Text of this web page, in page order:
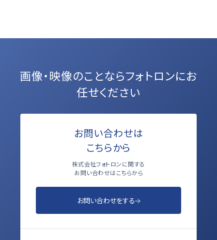
画像・映像のことならフォトロンにお
任せください
お問い合わせは
こちらから
株式会社フォトロンに関する
お問い合わせはこちらから
お問い合わせをする